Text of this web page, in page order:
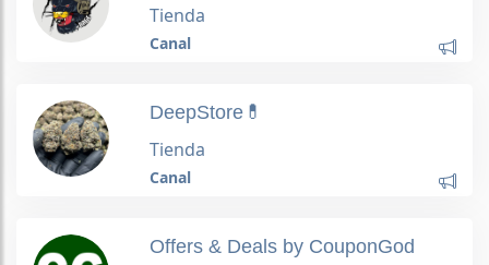
Tienda
Canal
DeepStore💊
Tienda
Canal
Offers & Deals by CouponGod